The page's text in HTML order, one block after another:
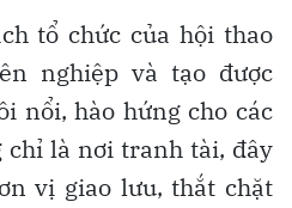
tổ chức của hội thao
nghiệp và tạo được
nổi, hào hứng cho các
chỉ là nơi tranh tài, đây
vị giao lưu, thắt chặt